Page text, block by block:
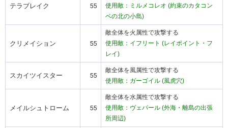
テラブレイク 55
使用敵：ミルメコレオ (約束のカタコン
ベの北の小島)
クリメイション 55
敵全体を火属性で攻撃する
使用敵：イフリート (レイポイント・フ
レイ)
スカイツイスター 55
敵全体を風属性で攻撃する
使用敵：ガーゴイル (風虎穴)
メイルシュトローム 55
敵全体を水属性で攻撃する
使用敵：ヴェパール (外海・離島の出張
所周辺)